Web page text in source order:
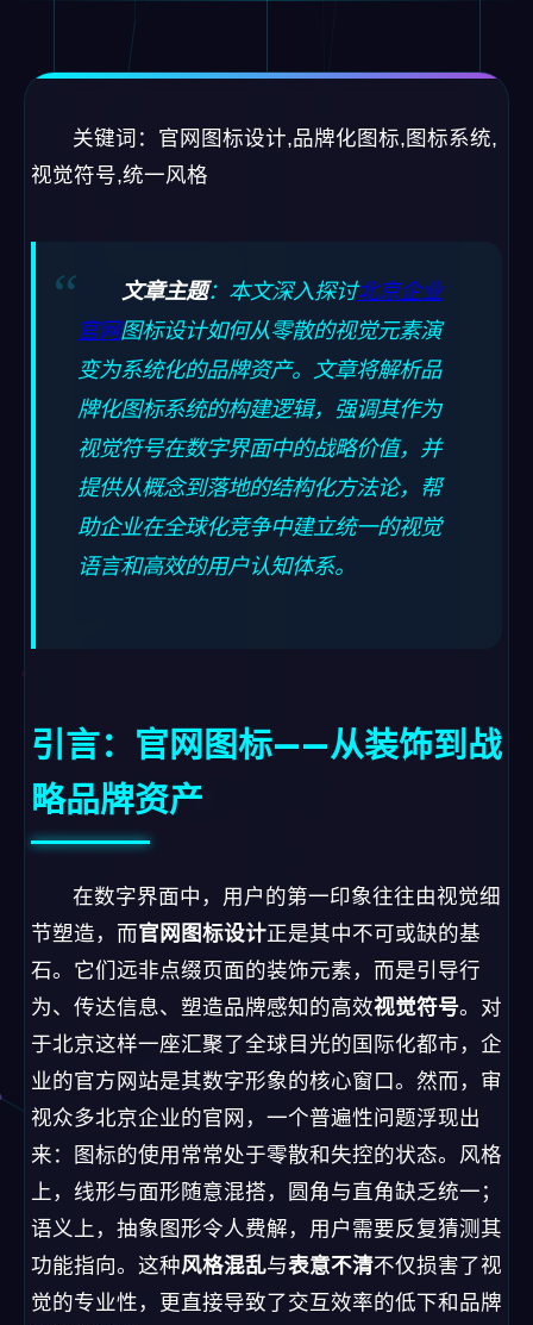
关键词：官网图标设计,品牌化图标,图标系统,
视觉符号,统一风格
文章主题：本文深入探讨北京企业
官网图标设计如何从零散的视觉元素演
变为系统化的品牌资产。文章将解析品
牌化图标系统的构建逻辑，强调其作为
视觉符号在数字界面中的战略价值，并
提供从概念到落地的结构化方法论，帮
助企业在全球化竞争中建立统一的视觉
语言和高效的用户认知体系。
引言：官网图标——从装饰到战
略品牌资产
在数字界面中，用户的第一印象往往由视觉细
节塑造，而官网图标设计正是其中不可或缺的基
石。它们远非点缀页面的装饰元素，而是引导行
为、传达信息、塑造品牌感知的高效视觉符号。对
于北京这样一座汇聚了全球目光的国际化都市，企
业的官方网站是其数字形象的核心窗口。然而，审
视众多北京企业的官网，一个普遍性问题浮现出
来：图标的使用常常处于零散和失控的状态。风格
上，线形与面形随意混搭，圆角与直角缺乏统一；
语义上，抽象图形令人费解，用户需要反复猜测其
功能指向。这种风格混乱与表意不清不仅损害了视
觉的专业性，更直接导致了交互效率的低下和品牌